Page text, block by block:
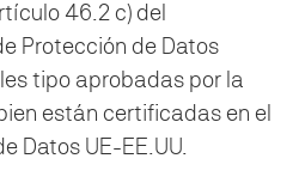
46.2 c) del
Protección de Datos
tipo aprobadas por la
están certificadas en el
Datos UE-EE.UU.